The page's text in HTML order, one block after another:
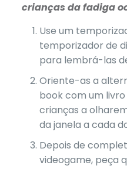
crianças da fadiga
Use um
temporizador de
para lembrá-las
Oriente-as a
book com um
crianças a
da janela a cada
Depois de
videogame, peça